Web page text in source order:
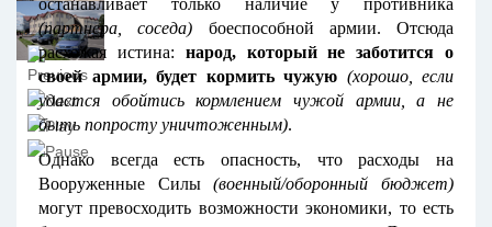
останавливает только наличие у противника
(партнера, соседа) боеспособной армии. Отсюда
расхожая истина: народ, который не заботится о
своей армии, будет кормить чужую (хорошо, если
удастся обойтись кормлением чужой армии, а не
быть попросту уничтоженным).
Однако всегда есть опасность, что расходы на
Вооруженные Силы(военный/оборонный бюджет)
могут превосходить возможности экономики, то есть